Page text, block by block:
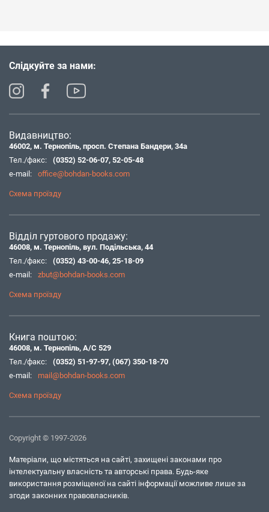
Слідкуйте за нами:
Видавництво:
46002, м. Тернопіль, просп. Степана Бандери, 34а
Тел./факс:
(0352) 52-06-07, 52-05-48
e-mail:
office@bohdan-books.com
Схема проїзду
Відділ гуртового продажу:
46008, м. Тернопіль, вул. Подільська, 44
Тел./факс:
(0352) 43-00-46, 25-18-09
e-mail:
zbut@bohdan-books.com
Схема проїзду
Книга поштою:
46008, м. Тернопіль, А/С 529
Тел./факс:
(0352) 51-97-97, (067) 350-18-70
e-mail:
mail@bohdan-books.com
Схема проїзду
Copyright © 1997-2026
Матеріали, що містяться на сайті, захищені законами про
інтелектуальну власність та авторські права. Будь-яке
використання розміщеної на сайті інформації можливе лише за
згоди законних правовласників.